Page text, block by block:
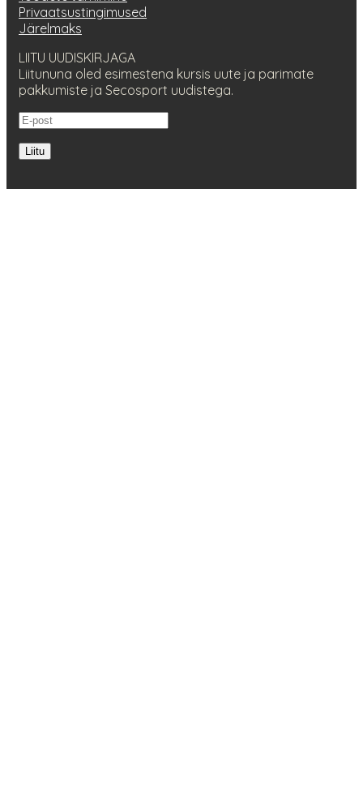
Privaatsustingimused
Järelmaks
LIITU UUDISKIRJAGA
Liitununa oled esimestena kursis uute ja parimate
pakkumiste ja Secosport uudistega.
Liitu